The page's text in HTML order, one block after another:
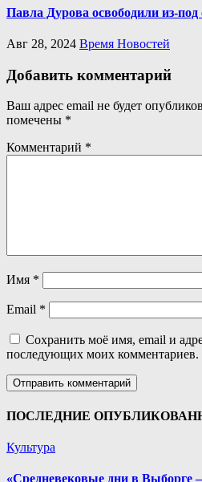
Павла Дурова освободили из-
Авг 28, 2024 Время Новостей
Добавить комментарий
Ваш адрес email не будет
помечены *
Комментарий *
Имя *
Email *
Сохранить моё имя, email и
последующих моих комментариев.
ПОСЛЕДНИЕ
Культура
«Средневековые дни в Выборге